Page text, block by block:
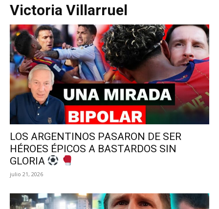
Victoria Villarruel
LOS ARGENTINOS PASARON DE SER
HÉROES ÉPICOS A BASTARDOS SIN
GLORIA
julio 21, 2026